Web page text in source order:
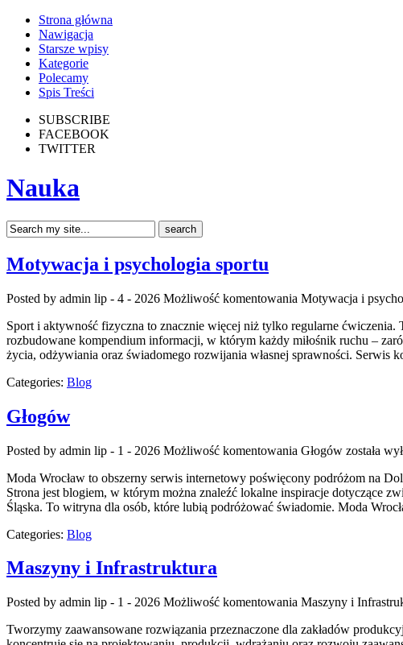
Strona główna
Nawigacja
Starsze wpisy
Kategorie
Polecamy
Spis Treści
SUBSCRIBE
FACEBOOK
TWITTER
Nauka
Motywacja i psychologia sportu
Posted by admin lip - 4 - 2026 Możliwość komentowania Motywacja i
Sport i aktywność fizyczna to znacznie więcej niż tylko regularne ćwiczenia.
rozbudowane kompendium informacji, w którym każdy miłośnik ruchu –
życia, odżywiania oraz świadomego rozwijania własnej sprawności.
Categories: Blog
Głogów
Posted by admin lip - 1 - 2026 Możliwość komentowania Głogów została
Moda Wrocław to obszerny serwis internetowy poświęcony podróżom na
Strona jest blogiem, w którym można znaleźć lokalne inspiracje dotyczące
Śląska. To witryna dla osób, które lubią podróżować świadomie. Moda
Categories: Blog
Maszyny i Infrastruktura
Posted by admin lip - 1 - 2026 Możliwość komentowania Maszyny i
Tworzymy zaawansowane rozwiązania przeznaczone dla zakładów